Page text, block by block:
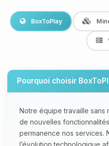
BoxToPlay
Pourquoi choisir
Notre équipe travaille
de nouvelles
permanence nos services.
l’évolution technologique